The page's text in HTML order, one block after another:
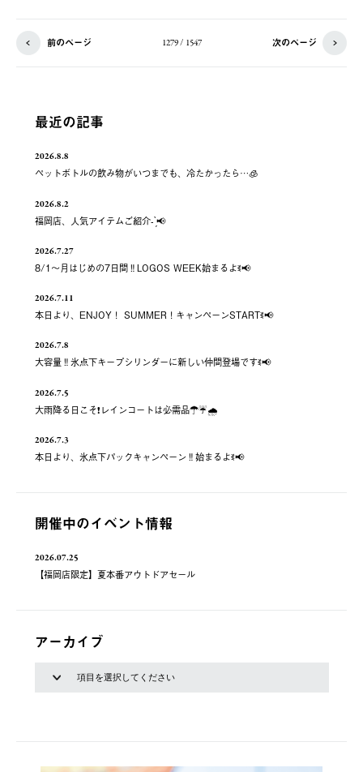
前のページ 1279 / 1547 次のページ
最近の記事
2026.8.8
ペットボトルの飲み物がいつまでも、冷たかったら…🧊
2026.8.2
福岡店、人気アイテムご紹介- ̗̀📢
2026.7.27
8/1～月はじめの7日間‼️LOGOS WEEK始まるよꉂ📢
2026.7.11
本日より、ENJOY！ SUMMER！キャンペーンSTARTꉂ📢
2026.7.8
大容量‼️氷点下キープシリンダーに新しい仲間登場ですꉂ📢
2026.7.5
大雨降る日こそ❗️レインコートは必需品☂️☔️🌧
2026.7.3
本日より、氷点下パックキャンペーン‼️始まるよꉂ📢
開催中のイベント情報
2026.07.25
【福岡店限定】夏本番アウトドアセール
アーカイブ